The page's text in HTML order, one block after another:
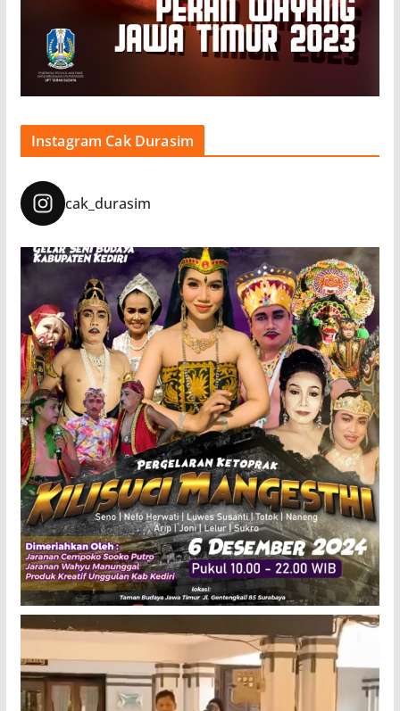
Instagram Cak Durasim
cak_durasim